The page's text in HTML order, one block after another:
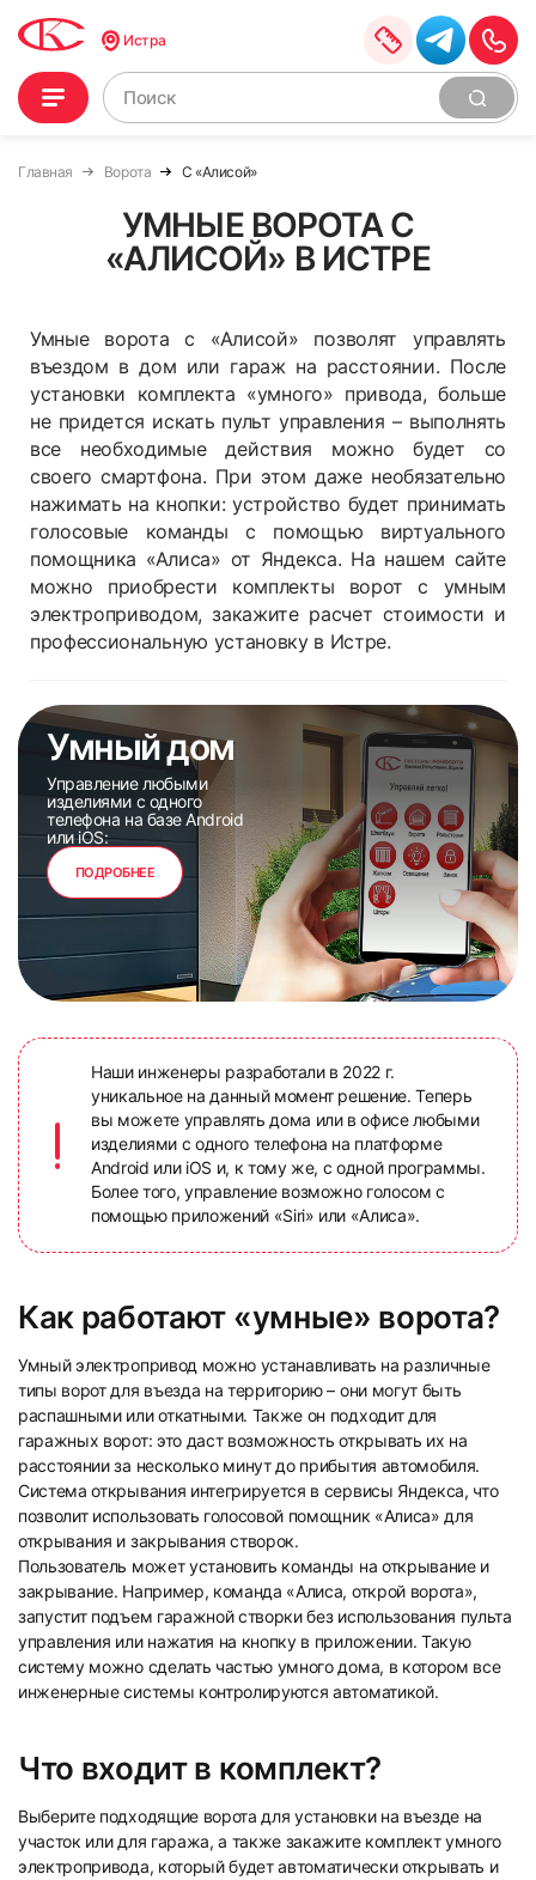
Истра
Главная Ворота С «Алисой»
УМНЫЕ ВОРОТА С
«АЛИСОЙ» В ИСТРЕ
Умные ворота с «Алисой» позволят управлять
въездом в дом или гараж на расстоянии. После
установки комплекта «умного» привода, больше
не придется искать пульт управления – выполнять
все необходимые действия можно будет со
своего смартфона. При этом даже необязательно
нажимать на кнопки: устройство будет принимать
голосовые команды с помощью виртуального
помощника «Алиса» от Яндекса. На нашем сайте
можно приобрести комплекты ворот с умным
электроприводом, закажите расчет стоимости и
профессиональную установку в Истре.
Умный дом
Управление любыми
изделиями с одного
телефона на базе Android
или iOS:
ПОДРОБНЕЕ
Наши инженеры разработали в 2022 г.
уникальное на данный момент решение. Теперь
вы можете управлять дома или в офисе любыми
изделиями с одного телефона на платформе
Android или iOS и, к тому же, с одной программы.
Более того, управление возможно голосом с
помощью приложений «Siri» или «Алиса».
Как работают «умные» ворота?
Умный электропривод можно устанавливать на различные
типы ворот для въезда на территорию – они могут быть
распашными или откатными. Также он подходит для
гаражных ворот: это даст возможность открывать их на
расстоянии за несколько минут до прибытия автомобиля.
Система открывания интегрируется в сервисы Яндекса, что
позволит использовать голосовой помощник «Алиса» для
открывания и закрывания створок.
Пользователь может установить команды на открывание и
закрывание. Например, команда «Алиса, открой ворота»,
запустит подъем гаражной створки без использования пульта
управления или нажатия на кнопку в приложении. Такую
систему можно сделать частью умного дома, в котором все
инженерные системы контролируются автоматикой.
Что входит в комплект?
Выберите подходящие ворота для установки на въезде на
участок или для гаража, а также закажите комплект умного
электропривода, который будет автоматически открывать и